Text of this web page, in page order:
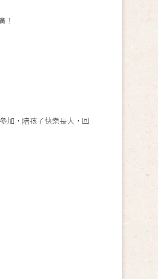
！
加，陪孩子快樂長大，回